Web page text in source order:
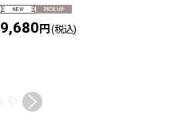
9,680円 (税込)